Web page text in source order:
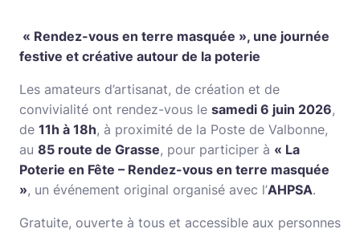
« Rendez-vous en terre masquée », une journée
festive et créative autour de la poterie
Les amateurs d’artisanat, de création et de
convivialité ont rendez-vous le samedi 6 juin 2026,
de 11h à 18h, à proximité de la Poste de Valbonne,
au 85 route de Grasse, pour participer à « La
Poterie en Fête – Rendez-vous en terre masquée
», un événement original organisé avec l’AHPSA.
Gratuite, ouverte à tous et accessible aux personnes